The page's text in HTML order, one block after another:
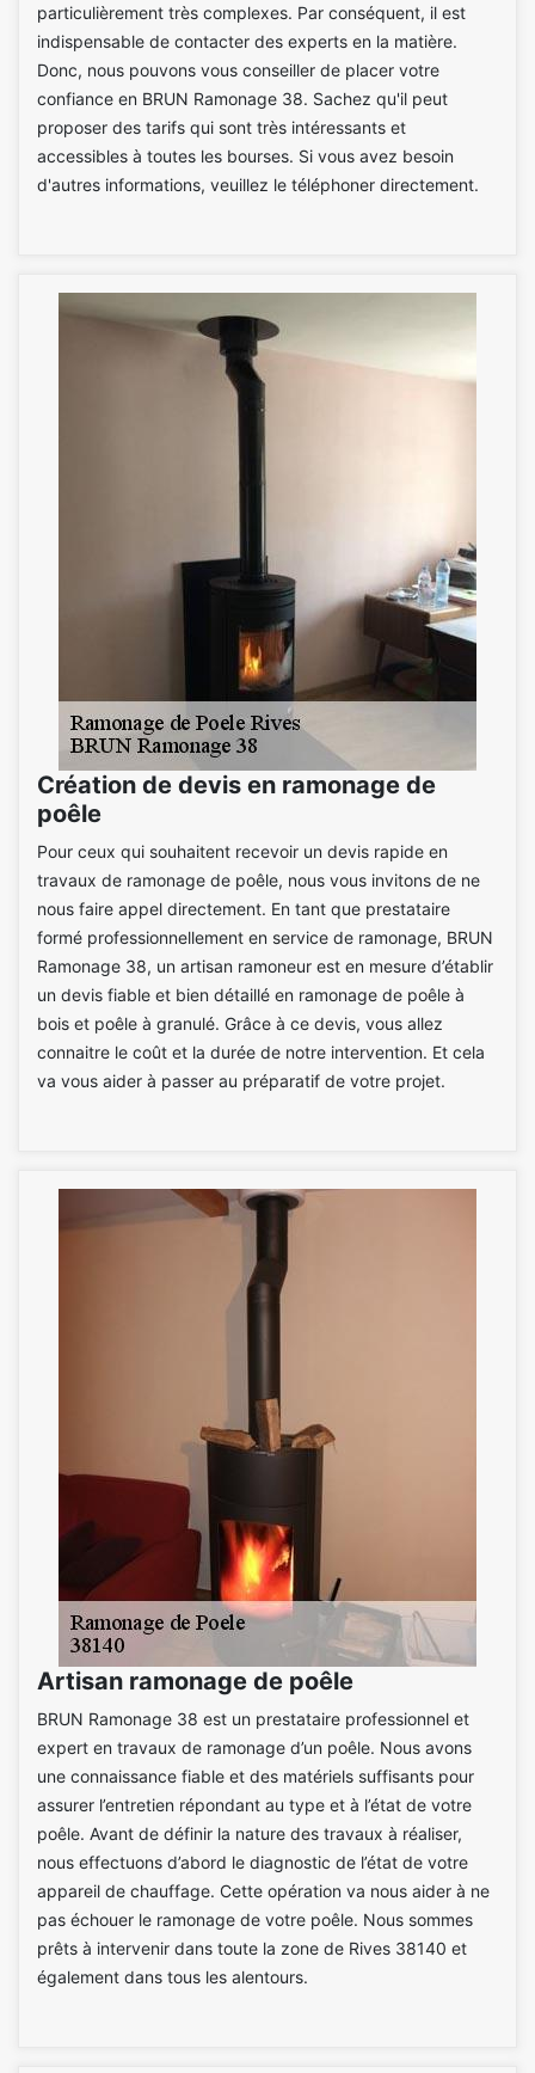
particulièrement très complexes. Par conséquent, il est
indispensable de contacter des experts en la matière.
Donc, nous pouvons vous conseiller de placer votre
confiance en BRUN Ramonage 38. Sachez qu'il peut
proposer des tarifs qui sont très intéressants et
accessibles à toutes les bourses. Si vous avez besoin
d'autres informations, veuillez le téléphoner directement.
Création de devis en ramonage de
poêle
Pour ceux qui souhaitent recevoir un devis rapide en
travaux de ramonage de poêle, nous vous invitons de ne
nous faire appel directement. En tant que prestataire
formé professionnellement en service de ramonage, BRUN
Ramonage 38, un artisan ramoneur est en mesure d’établir
un devis fiable et bien détaillé en ramonage de poêle à
bois et poêle à granulé. Grâce à ce devis, vous allez
connaitre le coût et la durée de notre intervention. Et cela
va vous aider à passer au préparatif de votre projet.
Artisan ramonage de poêle
BRUN Ramonage 38 est un prestataire professionnel et
expert en travaux de ramonage d’un poêle. Nous avons
une connaissance fiable et des matériels suffisants pour
assurer l’entretien répondant au type et à l’état de votre
poêle. Avant de définir la nature des travaux à réaliser,
nous effectuons d’abord le diagnostic de l’état de votre
appareil de chauffage. Cette opération va nous aider à ne
pas échouer le ramonage de votre poêle. Nous sommes
prêts à intervenir dans toute la zone de Rives 38140 et
également dans tous les alentours.